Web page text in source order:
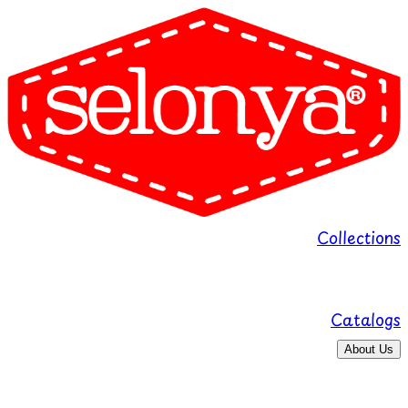
Collections
Catalogs
About Us